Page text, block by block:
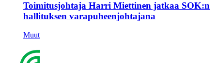
Toimitusjohtaja Harri Miettinen jatkaa SOK:n
hallituksen varapuheenjohtajana
Muut